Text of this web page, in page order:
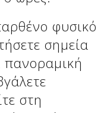
φυσικό
σημεία
στη